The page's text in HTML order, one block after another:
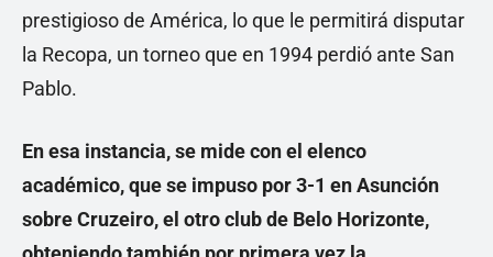
prestigioso de América, lo que le permitirá disputar
la Recopa, un torneo que en 1994 perdió ante San
Pablo.
En esa instancia, se mide con el elenco
académico, que se impuso por 3-1 en Asunción
sobre Cruzeiro, el otro club de Belo Horizonte,